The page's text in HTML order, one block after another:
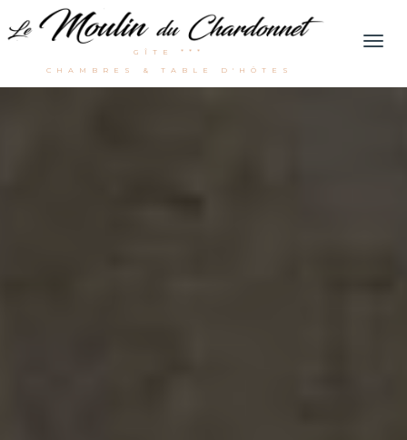
GÎTE ***
CHAMBRES & TABLE D'HÔTES